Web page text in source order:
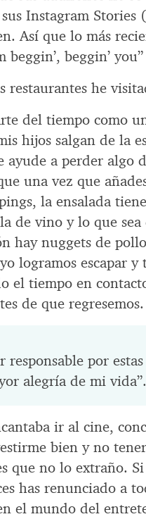
Instagram Stories
Así que lo más
beggin’, beggin’
restaurantes he
del tiempo como
hijos salgan de la
ayude a perder algo
una vez que
la ensalada
de vino y lo que
hay nuggets de
logramos escapar
el tiempo en
de que regresemos.
responsable por
alegría de mi vida”.
ir al cine,
bien y no
que no lo extraño.
has renunciado a
el mundo del